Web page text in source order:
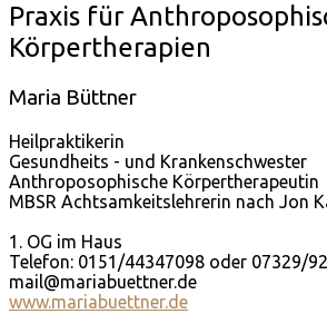
Praxis für
Körpertherapien
Maria Büttner
Heilpraktikerin
Gesundheits - und Krankenschwester
Anthroposophische Körpertherapeutin
MBSR Achtsamkeitslehrerin nach Jon
1. OG im Haus
Telefon: 0151/44347098 oder 07329/
mail@mariabuettner.de
www.mariabuettner.de